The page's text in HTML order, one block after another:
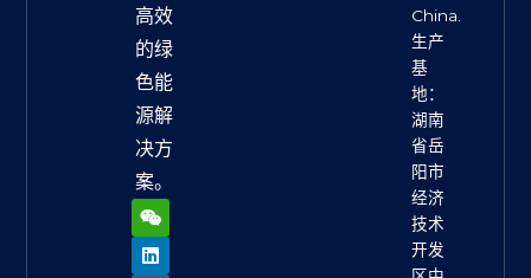
高效
的绿
色能
源解
决方
案。
W
e
i
x
L
i
n
k
F
a
c
e
X
-
t
w
Y
o
u
t
China.
生产
基
地：
湖南
省岳
阳市
经济
技术
开发